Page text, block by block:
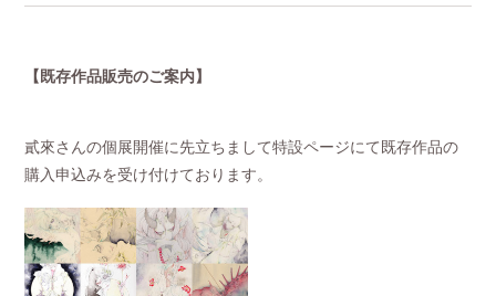
【既存作品販売のご案内】
貳來さんの個展開催に先立ちまして特設ページにて既存作品の
購入申込みを受け付けております。